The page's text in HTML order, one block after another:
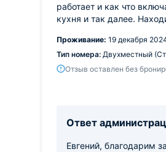
работает и как что
кухня и так далее.
Проживание: 19 декабря
Тип номера: Двухместный
Отзыв оставлен без
Ответ
Евгений, благодарим